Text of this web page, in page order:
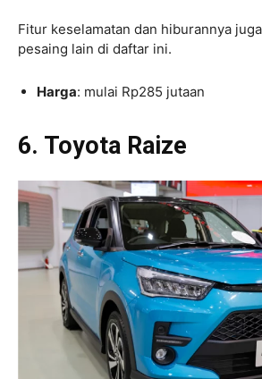
Fitur keselamatan dan hiburannya
pesaing lain di daftar ini.
Harga: mulai Rp285 jutaan
6. Toyota Raize